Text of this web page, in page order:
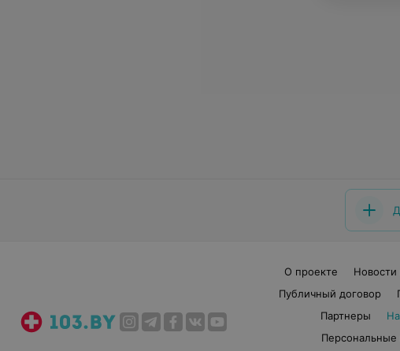
О проекте Новости
Публичный договор
Партнеры
Персональные